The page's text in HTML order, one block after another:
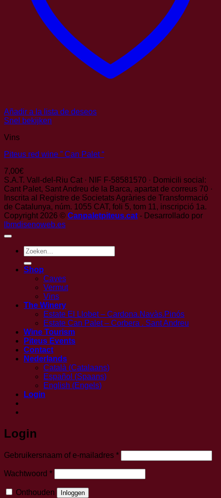
Añadir a la lista de deseos
Snel bekijken
Vins
Piteus red wine ” Can Palet “
7,00€
S.A.T. Vall-del-Riu Cat · NIF F-58581570 · Domicili social:
Cant Palet, Sant Andreu de la Barca, apartat de correus 70 ·
Inscrita al Registre de Societats Agràries de Transformació
de Catalunya, núm. 1055 CAT, foli 5, tom 11, inscripció 1a.
Copyright 2026 © Canpaletpiteus.cat - Desarrollado por
lbmdisenoweb.es
Zoeken
naar:
Shop
Caves
Vermut
Vins
The Winery
Estate El Llobet – Cardona.Navàs.Pinós
Estate Can Palet – Corbera . Sant Andreu
Wine Tourism
Piteus Events
Contact
Nederlands
Català (Catalaans)
Español (Spaans)
English (Engels)
Login
Login
Gebruikersnaam of e-mailadres *Vereist
Wachtwoord *Vereist
Onthouden Inloggen